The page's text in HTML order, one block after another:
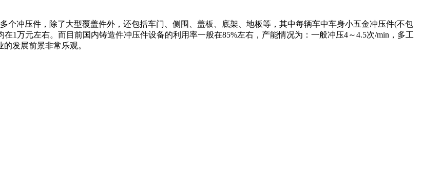
个冲压件，除了大型覆盖件外，还包括车门、侧围、盖板、底架、地板等，其中每辆车中车身小五金冲压件(不包
1万元左右。而目前国内铸造件冲压件设备的利用率一般在85%左右，产能情况为：一般冲压4～4.5次/min，多工
发展前景非常乐观。